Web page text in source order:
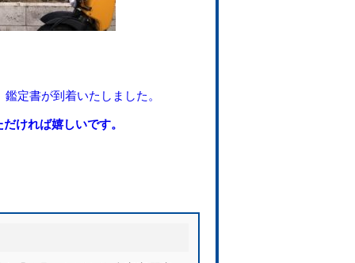
定書が到着いたしました。
ければ嬉しいです。